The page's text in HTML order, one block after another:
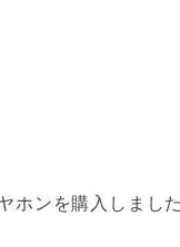
ホンを購入しまし